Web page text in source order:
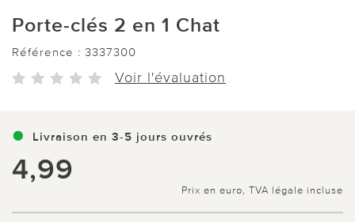
Porte-clés 2 en 1 Chat
Référence : 3337300
Voir l'évaluation
Livraison en 3-5 jours ouvrés
4,99
Prix en euro, TVA légale incluse